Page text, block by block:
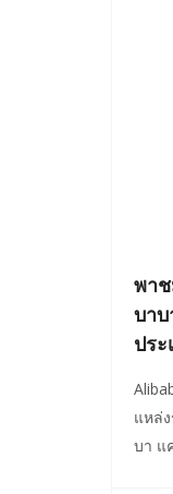
พาช
บา
ประ
แหล่
บา แ